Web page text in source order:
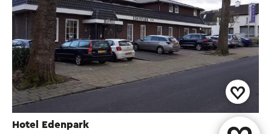
Hotel Edenpark